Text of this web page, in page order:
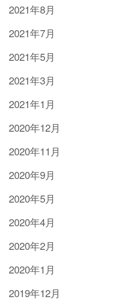
2021年8月
2021年7月
2021年5月
2021年3月
2021年1月
2020年12月
2020年11月
2020年9月
2020年5月
2020年4月
2020年2月
2020年1月
2019年12月